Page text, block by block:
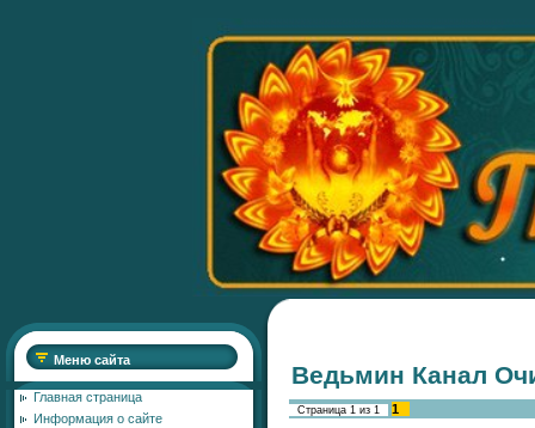
Меню сайта
Главная страница
Информация о сайте
Ведьмин Канал
Страница 1 из 1 1